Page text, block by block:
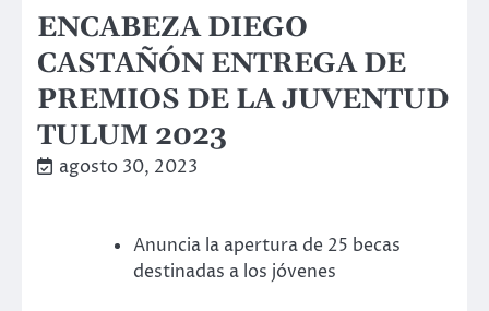
ENCABEZA DIEGO
CASTAÑÓN ENTREGA DE
PREMIOS DE LA JUVENTUD
TULUM 2023
agosto 30, 2023
Anuncia la apertura de 25 becas
destinadas a los jóvenes